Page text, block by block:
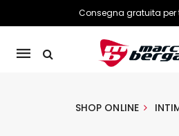
Consegna gratuita
Mobile
SHOP ONLINE